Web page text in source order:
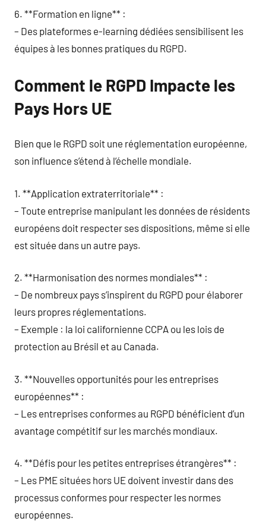
6. **Formation en ligne** :
– Des plateformes e-learning dédiées sensibilisent les
équipes à les bonnes pratiques du RGPD.
Comment le RGPD Impacte les
Pays Hors UE
Bien que le RGPD soit une réglementation européenne,
son influence s’étend à l’échelle mondiale.
1. **Application extraterritoriale** :
– Toute entreprise manipulant les données de résidents
européens doit respecter ses dispositions, même si elle
est située dans un autre pays.
2. **Harmonisation des normes mondiales** :
– De nombreux pays s’inspirent du RGPD pour élaborer
leurs propres réglementations.
– Exemple : la loi californienne CCPA ou les lois de
protection au Brésil et au Canada.
3. **Nouvelles opportunités pour les entreprises
européennes** :
– Les entreprises conformes au RGPD bénéficient d’un
avantage compétitif sur les marchés mondiaux.
4. **Défis pour les petites entreprises étrangères** :
– Les PME situées hors UE doivent investir dans des
processus conformes pour respecter les normes
européennes.